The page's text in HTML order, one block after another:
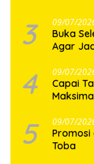
3 09/07/
Buka
Agar
4 09/07/
Capai
5 09/07/
Toba